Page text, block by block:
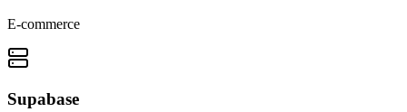
E-commerce
Supabase